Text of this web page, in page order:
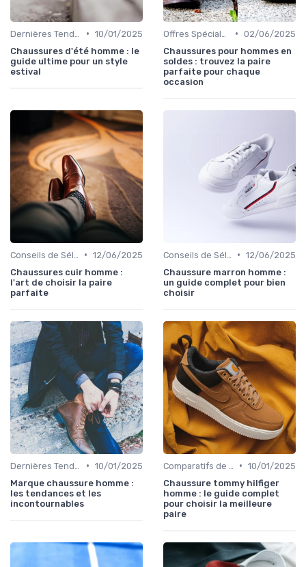
• 10/01/2025
Chaussures d'été homme : le
guide ultime pour un style
estival
• 02/06/2025
Chaussures pour hommes en
soldes : trouvez la paire
parfaite pour chaque
occasion
• 12/06/2025
Chaussures cuir homme :
l'art de choisir la paire
parfaite
• 12/06/2025
Chaussure marron homme :
un guide complet pour bien
choisir
• 10/01/2025
Marque chaussure homme :
les tendances et les
incontournables
• 10/01/2025
Chaussure tommy hilfiger
homme : le guide complet
pour choisir la meilleure
paire